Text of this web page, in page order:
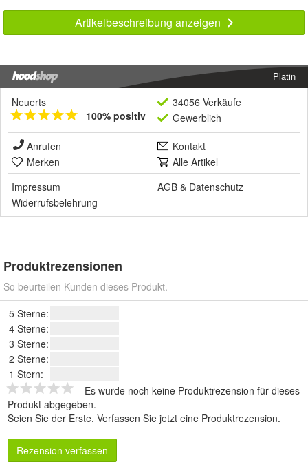
Artikelbeschreibung anzeigen
Platin
Neuerts
100% positiv
34056 Verkäufe
Gewerblich
Anrufen
Kontakt
Merken
Alle Artikel
Impressum
AGB & Datenschutz
Widerrufsbelehrung
Produktrezensionen
So beurteilen Kunden dieses Produkt.
5 Sterne:
4 Sterne:
3 Sterne:
2 Sterne:
1 Stern:
Es wurde noch keine Produktrezension für dieses
Produkt abgegeben.
Seien Sie der Erste. Verfassen Sie jetzt eine Produktrezension.
Rezension verfassen